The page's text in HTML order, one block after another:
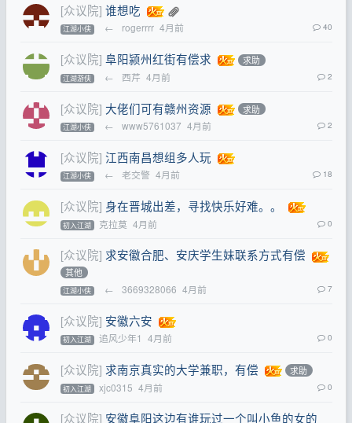
[众议院] 谁想吃
江湖小侠 ← rogerrrr 4月前 40
[众议院] 阜阳颍州红街有偿求 求助
江湖游侠 ← 西芹 4月前 2
[众议院] 大佬们可有赣州资源 求助
江湖小侠 ← www5761037 4月前 2
[众议院] 江西南昌想组多人玩
江湖小侠 ← 老交警 4月前 18
[众议院] 身在晋城出差，寻找快乐好难。。
初入江湖 克拉莫 4月前 0
[众议院] 求安徽合肥、安庆学生妹联系方式有偿
其他
江湖小侠 ← 3669328066 4月前 7
[众议院] 安徽六安
初入江湖 追风少年1 4月前 0
[众议院] 求南京真实的大学兼职，有偿 求助
初入江湖 xjc0315 4月前 0
[众议院] 安徽阜阳这边有谁玩过一个叫小鱼的女的